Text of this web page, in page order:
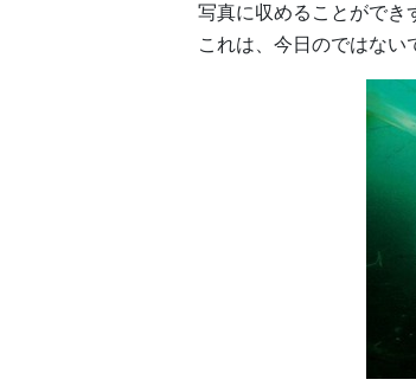
写真に収めることができ
これは、今日のではない